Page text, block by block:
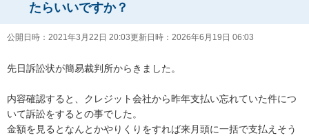
たらいいですか？
公開日時： 2021年3月22日 20:03更新日時： 2026年6月19日 06:03
先日訴訟状が簡易裁判所からきました。
内容確認すると、クレジット会社から昨年支払い忘れていた件につ
いて訴訟をするとの事でした。
金額を見るとなんとかやりくりをすれば来月頭に一括で支払えそう